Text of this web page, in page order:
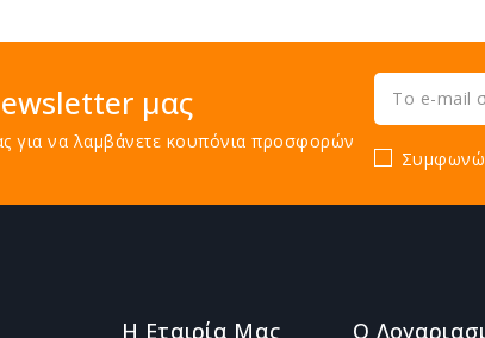
μας
για να λαμβάνετε κουπόνια προσφορών
Συμφωνώ
Η Εταιρία Μας Ο